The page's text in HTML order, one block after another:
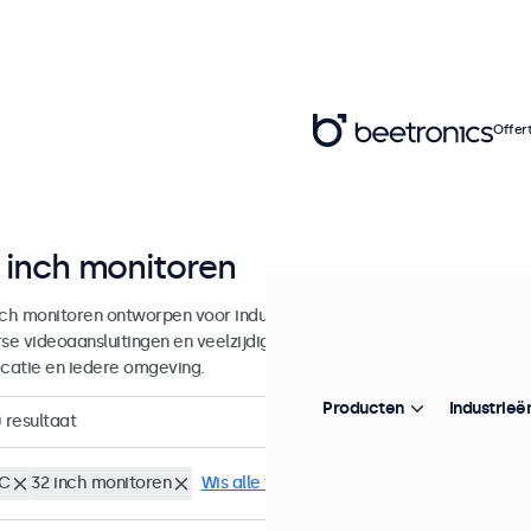
inch monitoren
monitoren ontworpen voor industrieel en commercieel gebruik.
videoaansluitingen en veelzijdige montageopties, waarmee ze
en iedere omgeving.
resultaat
32 inch monitoren Wis alle filters
Producten